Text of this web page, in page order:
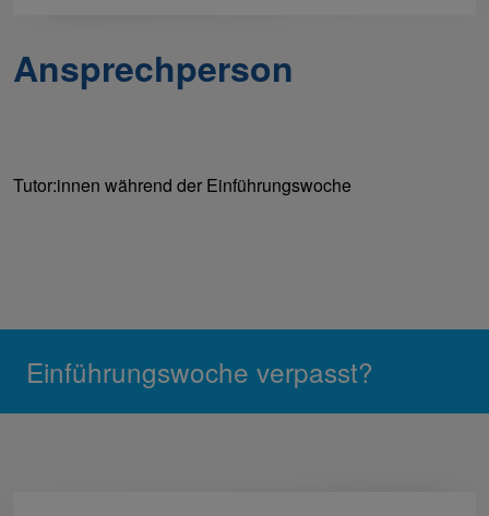
Ansprechperson
Tutor:innen während der Einführungswoche
Einführungswoche verpasst?